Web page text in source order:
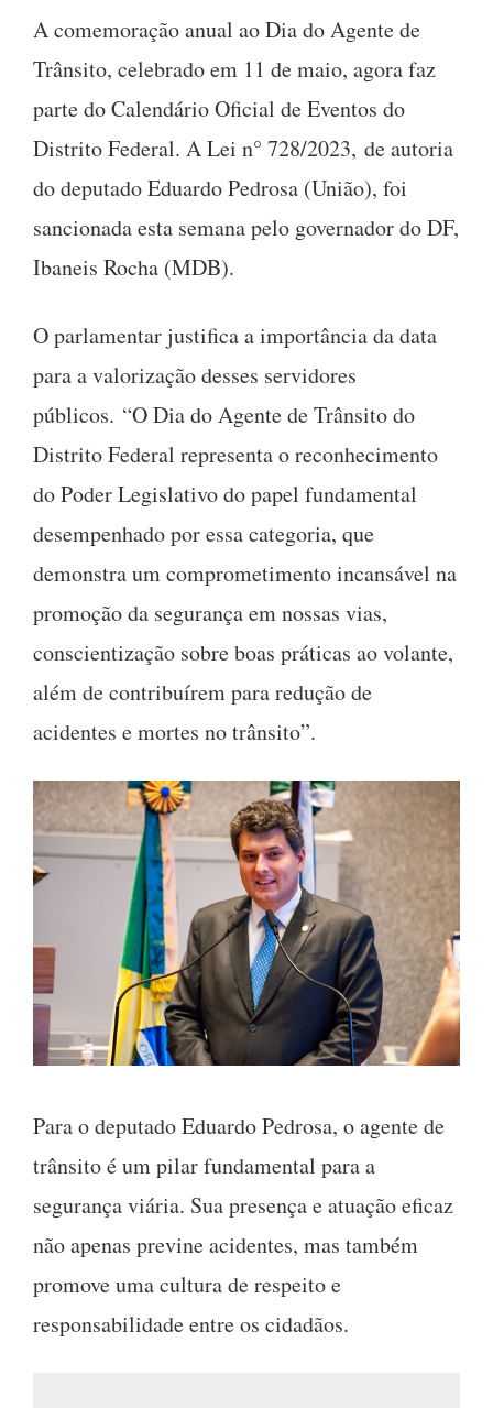
A comemoração anual ao Dia do Agente de
Trânsito, celebrado em 11 de maio, agora faz
parte do Calendário Oficial de Eventos do
Distrito Federal. A Lei n° 728/2023, de autoria
do deputado Eduardo Pedrosa (União), foi
sancionada esta semana pelo governador do DF,
Ibaneis Rocha (MDB).
O parlamentar justifica a importância da data
para a valorização desses servidores
públicos. “O Dia do Agente de Trânsito do
Distrito Federal representa o reconhecimento
do Poder Legislativo do papel fundamental
desempenhado por essa categoria, que
demonstra um comprometimento incansável na
promoção da segurança em nossas vias,
conscientização sobre boas práticas ao volante,
além de contribuírem para redução de
acidentes e mortes no trânsito”.
Para o deputado Eduardo Pedrosa, o agente de
trânsito é um pilar fundamental para a
segurança viária. Sua presença e atuação eficaz
não apenas previne acidentes, mas também
promove uma cultura de respeito e
responsabilidade entre os cidadãos.